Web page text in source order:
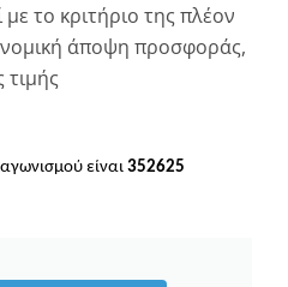
το κριτήριο της πλέον
άποψη προσφοράς,
τιμής
είναι352625